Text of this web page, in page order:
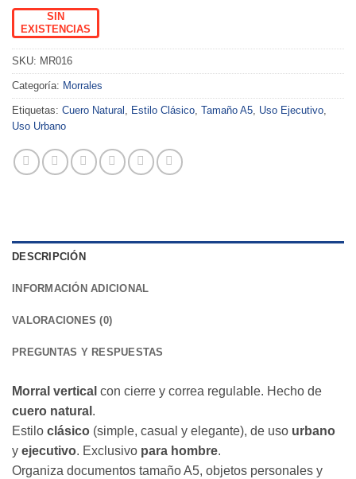
SIN
EXISTENCIAS
SKU: MR016
Categoría: Morrales
Etiquetas: Cuero Natural , Estilo Clásico, Tamaño A5, Uso Ejecutivo,
Uso Urbano
DESCRIPCIÓN
INFORMACIÓN ADICIONAL
VALORACIONES (0)
PREGUNTAS Y RESPUESTAS
Morral vertical con cierre y correa regulable. Hecho de
cuero natural .
Estilo clásico (simple, casual y elegante), de uso urbano
y ejecutivo. Exclusivo para hombre.
Organiza documentos tamaño A5, objetos personales y